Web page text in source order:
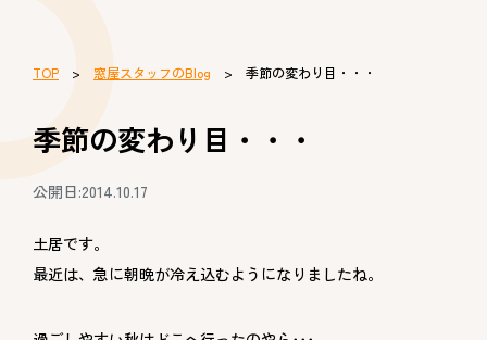
TOP > 窓屋スタッフのBlog > 季節の変わり目・・・
季節の変わり目・・・
公開日:2014.10.17
土居です。
最近は、急に朝晩が冷え込むようになりましたね。